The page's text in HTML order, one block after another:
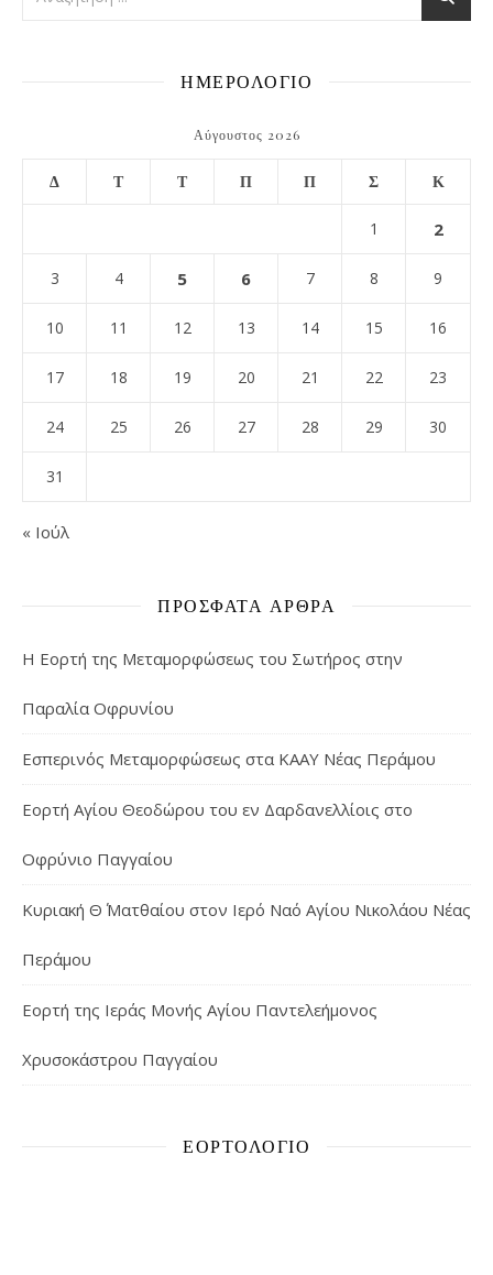
ΗΜΕΡΟΛΟΓΙΟ
Αύγουστος 2026
Δ Τ Τ Π Π Σ Κ
1 2
3 4 5 6 7 8 9
10 11 12 13 14 15 16
17 18 19 20 21 22 23
24 25 26 27 28 29 30
31
« Ιούλ
ΠΡΌΣΦΑΤΑ ΆΡΘΡΑ
Η Εορτή της Μεταμορφώσεως του Σωτήρος στην
Παραλία Οφρυνίου
Εσπερινός Μεταμορφώσεως στα ΚΑΑΥ Νέας Περάμου
Εορτή Αγίου Θεοδώρου του εν Δαρδανελλίοις στο
Οφρύνιο Παγγαίου
Κυριακή Θ΄ Ματθαίου στον Ιερό Ναό Αγίου Νικολάου Νέας
Περάμου
Εορτή της Ιεράς Μονής Αγίου Παντελεήμονος
Χρυσοκάστρου Παγγαίου
ΕΟΡΤΟΛΌΓΙΟ